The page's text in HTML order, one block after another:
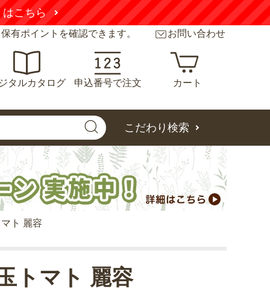
はこちら
有ポイントを確認できます。 お問い合わせ
タルカタログ 申込番号で注文 カート
こだわり検索
ト 麗容
トマト 麗容